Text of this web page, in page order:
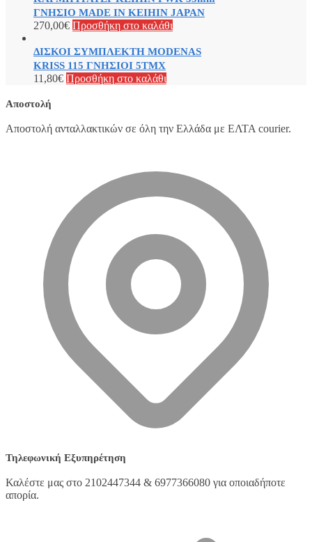
ΓΝΗΣΙΟ MADE ΙΝ KEIHIN JAPAN
270,00€ Προσθήκη στο καλάθι
ΔΙΣΚΟΙ ΣΥΜΠΛΕΚΤΗ MODENAS
KRISS 115 ΓΝΗΣΙΟΙ 5ΤΜΧ
11,80€ Προσθήκη στο καλάθι
Αποστολή
Αποστολή ανταλλακτικών σε όλη την Ελλάδα με ΕΛΤΑ courier.
Τηλεφωνική Εξυπηρέτηση
Καλέστε μας στο 2102447344 & 6977366080 για οποιαδήποτε
απορία.